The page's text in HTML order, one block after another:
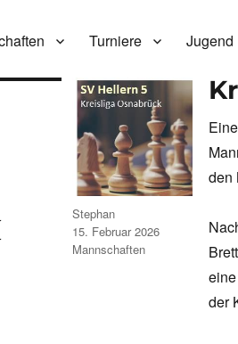
Turniere Jugend
den
der
Autor
Stephan
Veröffentlicht
am
15. Februar 2026
Kategorien
Mannschaften